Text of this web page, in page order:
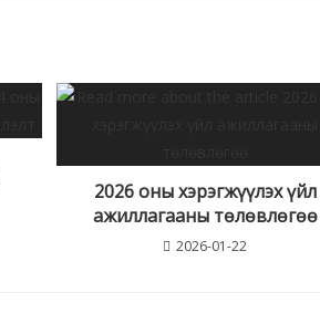
2026 оны хэрэгжүүлэх үйл
ажиллагааны төлөвлөгөө
2026-01-22